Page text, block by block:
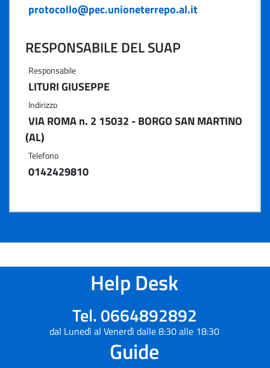
protocollo@pec.unioneterrepo.al.it
RESPONSABILE DEL SUAP
Responsabile
LITURI GIUSEPPE
Indirizzo
VIA ROMA n. 2 15032 - BORGO SAN MARTINO
(AL)
Telefono
0142429810
Help Desk
Tel. 0664892892
dal Lunedì al Venerdì dalle 8:30 alle 18:30
Guide